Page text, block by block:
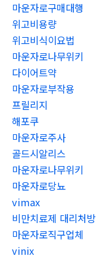
마운자로구매대행
위고비용량
위고비식이요법
마운자로나무위키
다이어트약
마운자로부작용
프릴리지
해포쿠
마운자로주사
골드시알리스
마운자로나무위키
마운자로당뇨
vimax
비만치료제 대리처방
마운자로직구업체
vinix